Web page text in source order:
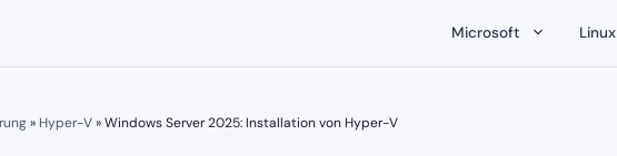
Microsoft Linux
» Hyper-V»Windows Server 2025: Installation von Hyper-V